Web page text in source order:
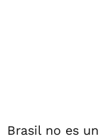
Brasil no es